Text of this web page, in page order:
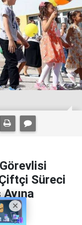
Süreci